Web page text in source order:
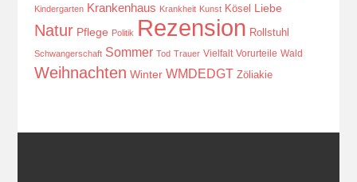
Kindergarten Krankenhaus Krankheit Kunst Kösel Liebe
Natur Pflege Politik Rezension Rollstuhl
Schwangerschaft Sommer Tod Trauer Vielfalt Vorurteile Wald
Weihnachten Winter WMDEDGT Zöliakie